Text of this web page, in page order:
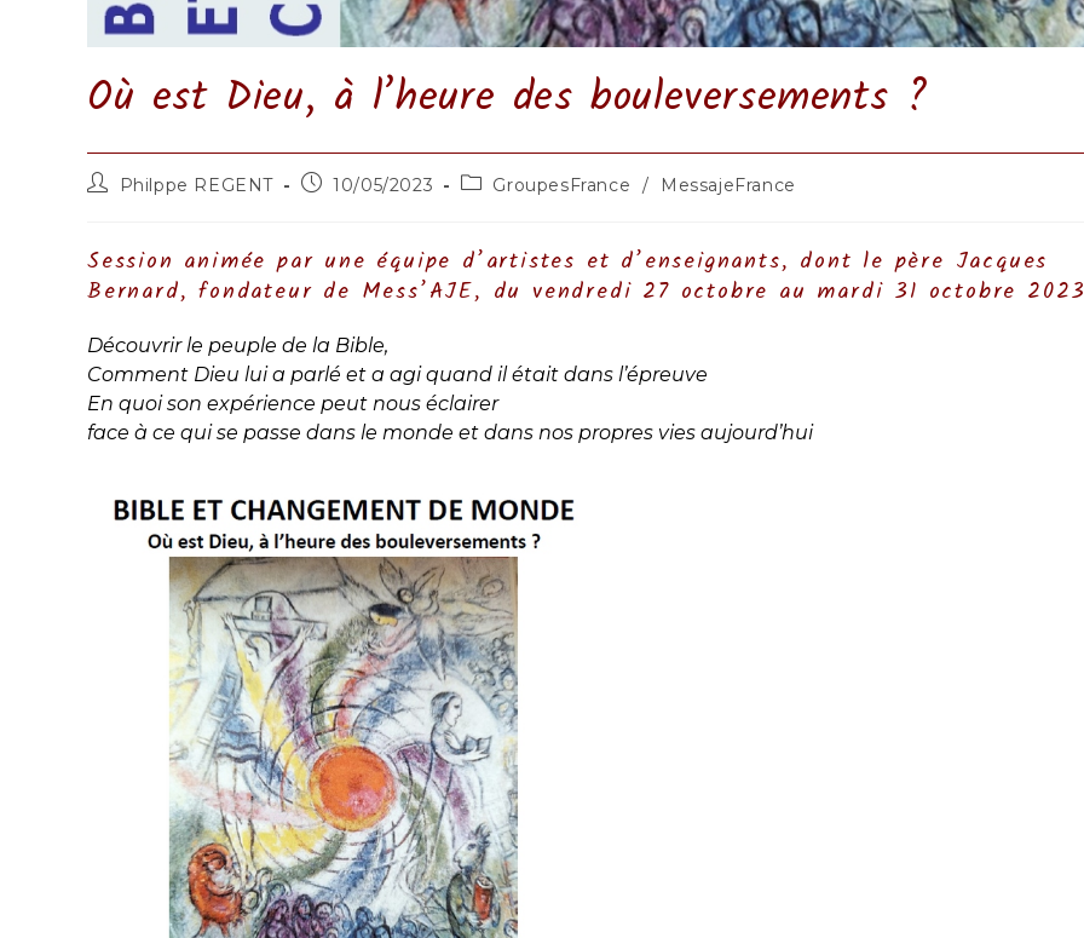
Où est Dieu, à l’heure des bouleversements ?
Auteur/autrice
publication :
Philppe REGENT
Publication
10/05/2023
PostGroupesFrance / MessajeFrance
Session animée par une équipe d’artistes et d’enseignants, dont le père Jacques
Bernard, fondateur de Mess’AJE, du vendredi 27 octobre au mardi 31 octobre
Découvrir le peuple de la Bible,
Comment Dieu lui a parlé et a agi quand il était dans l’épreuve
En quoi son expérience peut nous éclairer
face à ce qui se passe dans le monde et dans nos propres vies aujourd’hui